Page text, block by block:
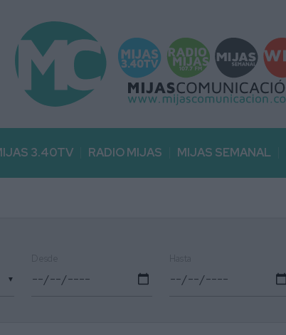
3.40TV RADIO MIJAS MIJAS SEMANAL
▼